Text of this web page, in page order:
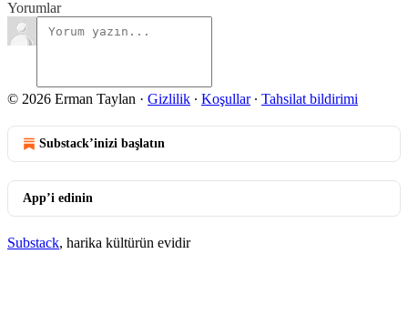
Yorumlar
© 2026 Erman Taylan · Gizlilik ∙ Koşullar∙ Tahsilat bildirimi
Substack’inizi başlatın
App’i edinin
Substack, harika kültürün evidir